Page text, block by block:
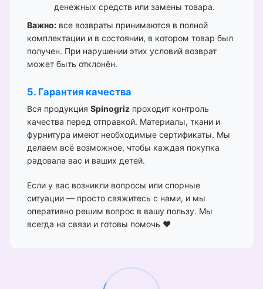
денежных средств или замены товара.
Важно: все возвраты принимаются в полной
комплектации и в состоянии, в котором товар был
получен. При нарушении этих условий возврат
может быть отклонён.
5. Гарантия качества
Вся продукция Spinogriz проходит контроль
качества перед отправкой. Материалы, ткани и
фурнитура имеют необходимые сертификаты. Мы
делаем всё возможное, чтобы каждая покупка
радовала вас и ваших детей.
Если у вас возникли вопросы или спорные
ситуации — просто свяжитесь с нами, и мы
оперативно решим вопрос в вашу пользу. Мы
всегда на связи и готовы помочь ❤️